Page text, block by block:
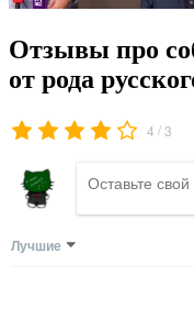
Отзывы про
от рода
4 /3
Лучшие